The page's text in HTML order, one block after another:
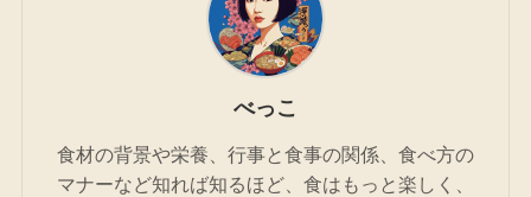
べっこ
食材の背景や栄養、行事と食事の関係、食べ方の
マナーなど知れば知るほど、食はもっと楽しく、